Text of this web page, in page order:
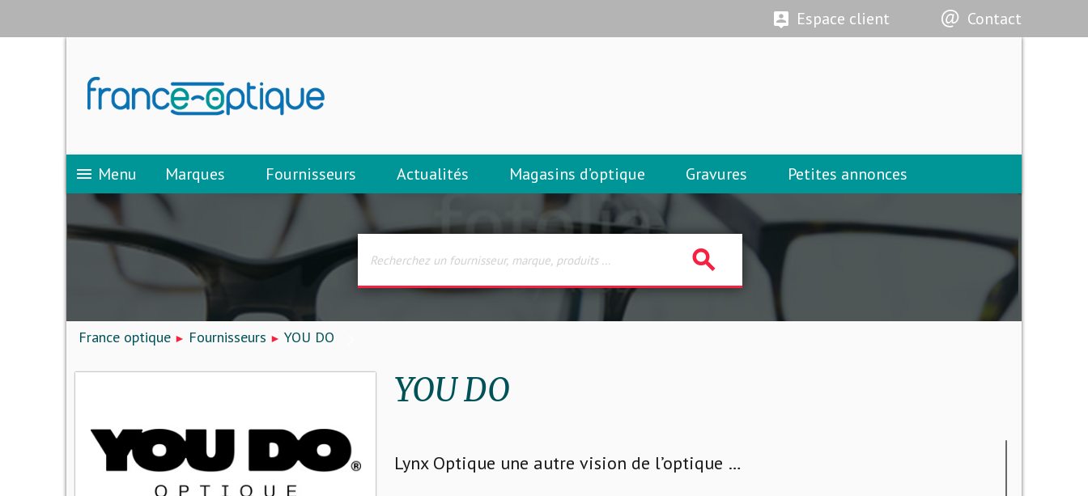
Espace client Contact
menu Menu Marques Fournisseurs Actualités Magasins d’optique Gravures Petites annonces
search
France optique Fournisseurs YOU DO
YOU DO
Lynx Optique une autre vision de l’optique …